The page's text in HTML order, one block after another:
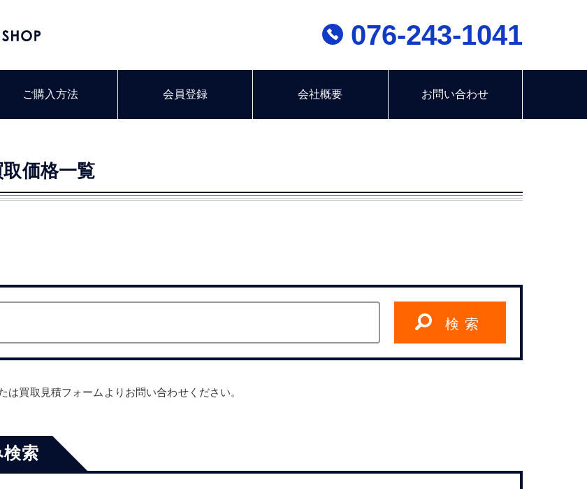
076-243-1041
ご購入方法 会員登録 会社概要 お問い合わせ
価格一覧
検 索
買取見積フォームよりお問い合わせください。
索